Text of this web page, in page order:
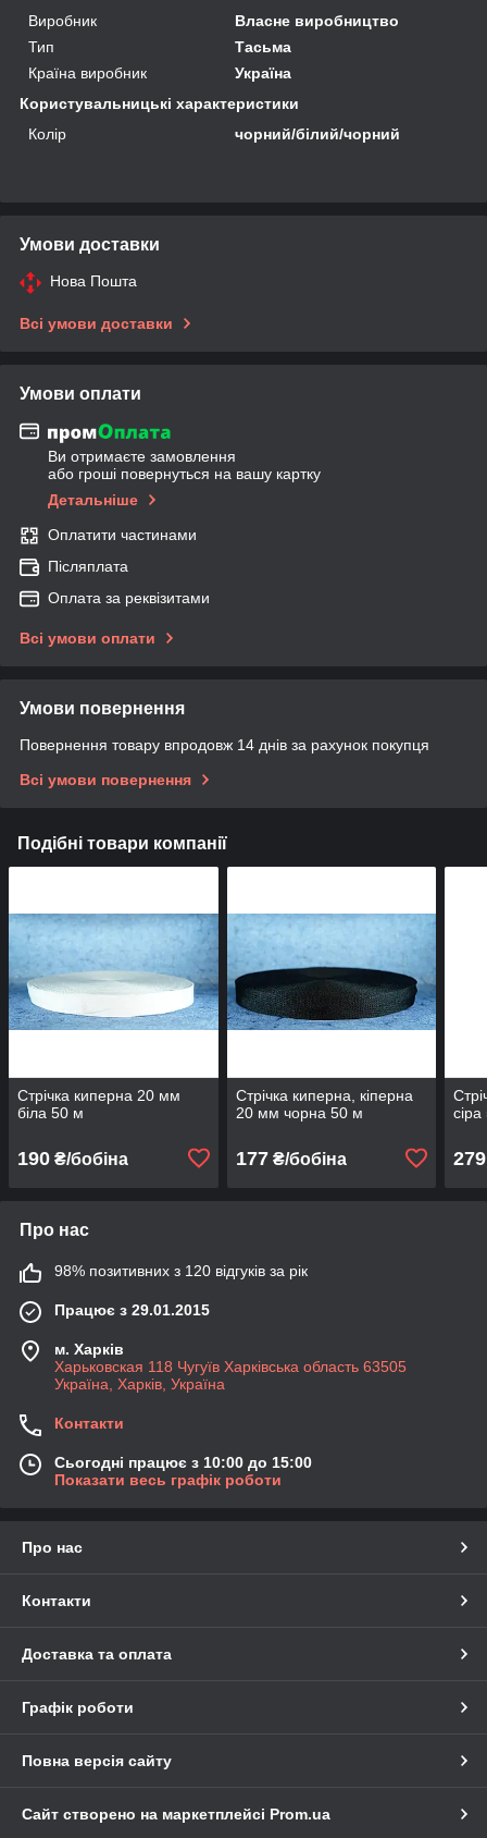
Виробник
Власне виробництво
Тип
Тасьма
Країна виробник
Україна
Користувальницькі характеристики
Колір
чорний/білий/чорний
Умови доставки
Нова Пошта
Всі умови доставки
Умови оплати
Ви отримаєте замовлення
або гроші повернуться на вашу картку
Детальніше
Оплатити частинами
Післяплата
Оплата за реквізитами
Всі умови оплати
Умови повернення
Повернення товару впродовж 14 днів за рахунок покупця
Всі умови повернення
Подібні товари компанії
Стрічка киперна 20 мм
біла 50 м
190 ₴/бобіна
Стрічка киперна, кіперна
20 мм чорна 50 м
177₴/бобіна 279
Про нас
98% позитивних з 120 відгуків за рік
Працює з 29.01.2015
м. Харків
Харьковская 118 Чугуїв Харківська область 63505
Україна, Харків, Україна
Контакти
Сьогодні працює з 10:00 до 15:00
Показати весь графік роботи
Про нас
Контакти
Доставка та оплата
Графік роботи
Повна версія сайту
Сайт створено на маркетплейсі Prom.ua